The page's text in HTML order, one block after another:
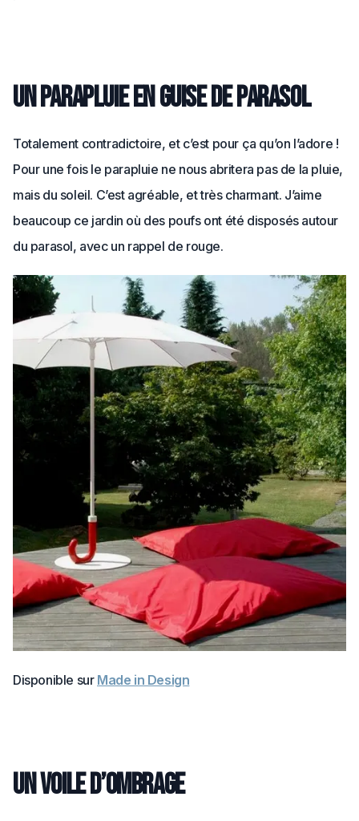
Un parapluie en guise de parasol
Totalement contradictoire, et c’est pour ça qu’on l’adore !
Pour une fois le parapluie ne nous abritera pas de la pluie,
mais du soleil. C’est agréable, et très charmant. J’aime
beaucoup ce jardin où des poufs ont été disposés autour
du parasol, avec un rappel de rouge.
Disponible sur Made in Design
Un voile d’ombrage